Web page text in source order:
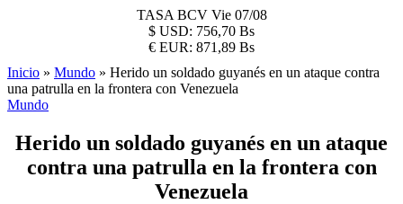
TASA BCV Vie 07/08
$ USD: 756,70 Bs
€ EUR: 871,89 Bs
Inicio » Mundo » Herido un soldado guyanés en un ataque contra
una patrulla en la frontera con Venezuela
Mundo
Herido un soldado guyanés en un ataque
contra una patrulla en la frontera con
Venezuela